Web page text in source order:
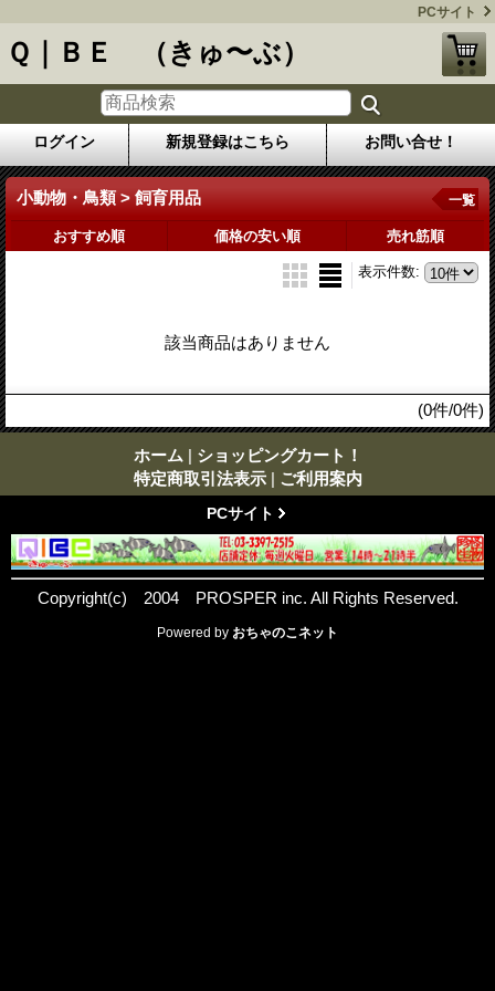
PCサイト
Ｑ｜ＢＥ （きゅ〜ぶ）
ログイン 新規登録はこちら お問い合せ！
小動物・鳥類 > 飼育用品 一覧
おすすめ順 価格の安い順 売れ筋順
表示件数:
該当商品はありません
(0件/0件)
ホーム | ショッピングカート！
特定商取引法表示 | ご利用案内
PCサイト
Copyright(c) 2004 PROSPER inc. All Rights Reserved.
Powered by おちゃのこネット